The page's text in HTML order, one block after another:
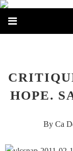
HOPE.
By Ca